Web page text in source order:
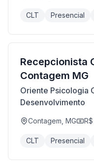
CLT Presencial
Recepcionista
Contagem MG
Oriente Psicologia
Desenvolvimento
Contagem, MG
CLT Presencial